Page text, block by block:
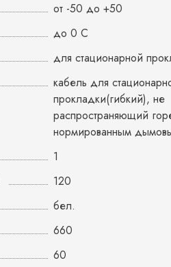
от -50 до +50
до 0 С
для стационарной
кабель для
прокладки(гибкий), не
распространяющий
нормированным
1
120
бел.
660
60